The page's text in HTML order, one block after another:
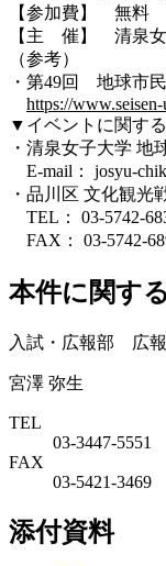
【参加費】 無料
【主 催】 清泉女
（参考）
・第49回 地球市
https://
▼イベントに関す
・清泉女子大学 地
E-mail： josyu-
・品川区 文化観光
TEL： 03-5742-
FAX： 03-5742-
本件に関す
入試・広報部 広
宮澤 弥生
TEL
03-3447-5551
FAX
03-5421-3469
添付資料